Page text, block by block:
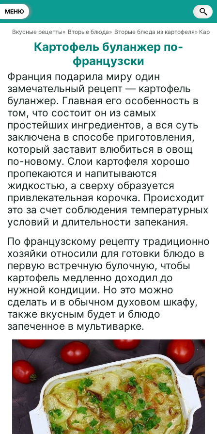
МЕНЮ
Вкусные рецепты» Вторые блюда» Вторые блюда из картофеля»
Картофель буланжер по-
французски
Франция подарила миру один
замечательный рецепт — картофель
буланжер. Главная его особенность в
том, что состоит он из самых
простейших ингредиентов, а вся суть
заключена в способе приготовления,
который заставит влюбиться в овощ
по-новому. Слои картофеля хорошо
пропекаются и напитываются
жидкостью, а сверху образуется
привлекательная корочка. Происходит
это за счет соблюдения температурных
условий и длительности запекания.
По французскому рецепту традиционно
хозяйки относили для готовки блюдо в
первую встречную булочную, чтобы
картофель медленно доходил до
нужной кондиции. Но это можно
сделать и в обычном духовом шкафу,
также вкусным будет и блюдо
запеченное в мультиварке.